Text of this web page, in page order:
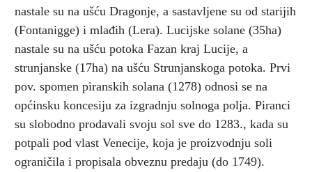
nastale su na ušću Dragonje, a sastavljene su od starijih
(Fontanigge) i mlađih (Lera). Lucijske solane (35ha)
nastale su na ušću potoka Fazan kraj Lucije, a
strunjanske (17ha) na ušću Strunjanskoga potoka. Prvi
pov. spomen piranskih solana (1278) odnosi se na
općinsku koncesiju za izgradnju solnoga polja. Piranci
su slobodno prodavali svoju sol sve do 1283., kada su
potpali pod vlast Venecije, koja je proizvodnju soli
ograničila i propisala obveznu predaju (do 1749).